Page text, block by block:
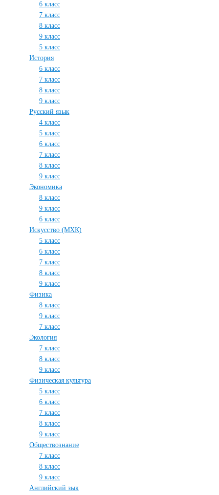
6 класс
7 класс
8 класс
9 класс
5 класс
История
6 класс
7 класс
8 класс
9 класс
Русский язык
4 класс
5 класс
6 класс
7 класс
8 класс
9 класс
Экономика
8 класс
9 класс
6 класс
Искусство (МХК)
5 класс
6 класс
7 класс
8 класс
9 класс
Физика
8 класс
9 класс
7 класс
Экология
7 класс
8 класс
9 класс
Физическая культура
5 класс
6 класс
7 класс
8 класс
9 класс
Обществознание
7 класс
8 класс
9 класс
Английский зык